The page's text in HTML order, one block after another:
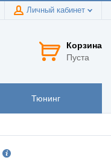
Личный кабинет
Корзина
Пуста
Тюнинг